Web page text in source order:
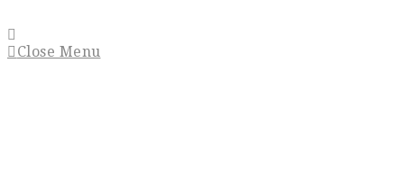
Close Menu